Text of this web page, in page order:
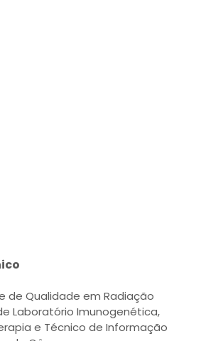
de Qualidade em Radiação
Laboratório Imunogenética,
e Técnico de Informação